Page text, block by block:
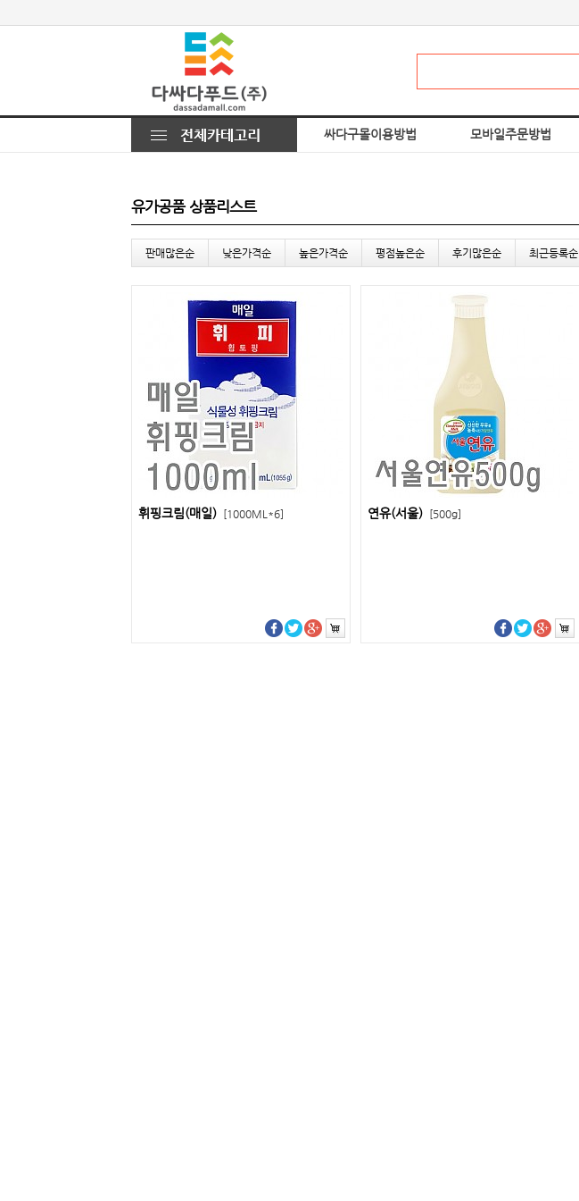
싸다구몰이용방법 모바일주문방법
유가공품 상품리스트
판매많은순 낮은가격순 높은가격순 평점높은순 후기많은순 최근등록순
휘핑크림(매일) [1000ML*6] 연유(서울) [500g]